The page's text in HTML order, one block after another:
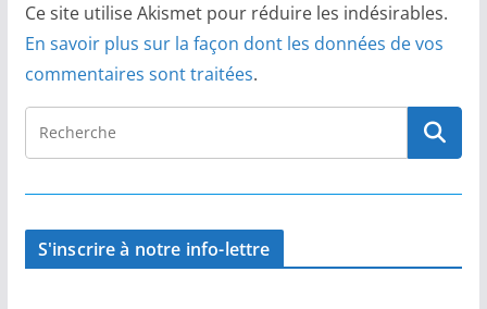
Ce site utilise Akismet pour réduire les indésirables.
En savoir plus sur la façon dont les données de vos
commentaires sont traitées.
S'inscrire à notre info-lettre